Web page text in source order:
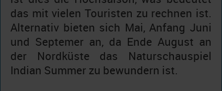
das mit vielen Touristen zu rechnen ist.
Alternativ bieten sich Mai, Anfang Juni
und Septemer an, da Ende August an
der Nordküste das Naturschauspiel
Indian Summer zu bewundern ist.